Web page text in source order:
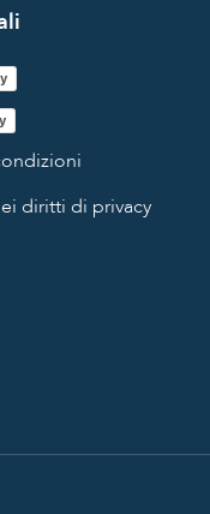
diritti di privacy